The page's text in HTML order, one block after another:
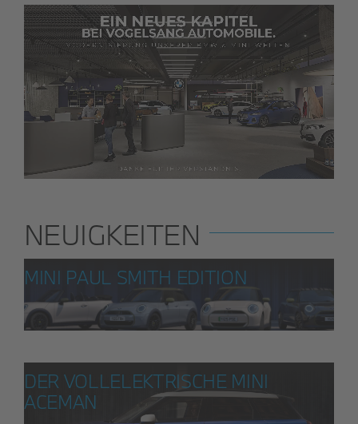
NEUIGKEITEN
MINI PAUL SMITH EDITION
DER VOLLELEKTRISCHE MINI
ACEMAN